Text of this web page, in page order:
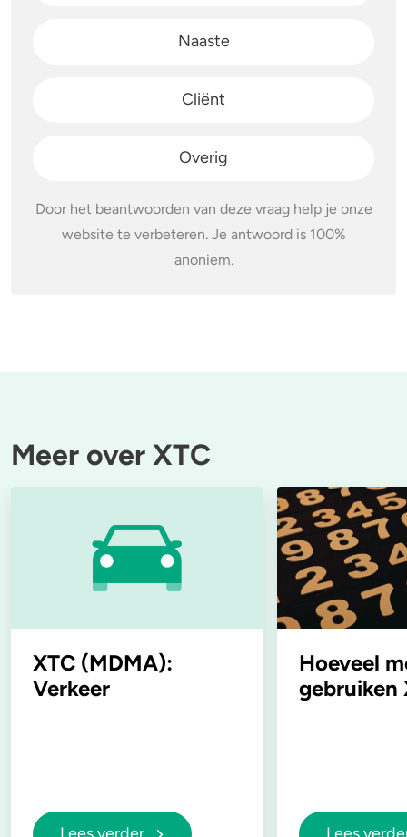
Naaste
Cliënt
Overig
Door het beantwoorden van deze vraag help je onze
website te verbeteren. Je antwoord is 100%
anoniem.
Meer over XTC
XTC (MDMA):
Verkeer
Hoeveel
gebruiken